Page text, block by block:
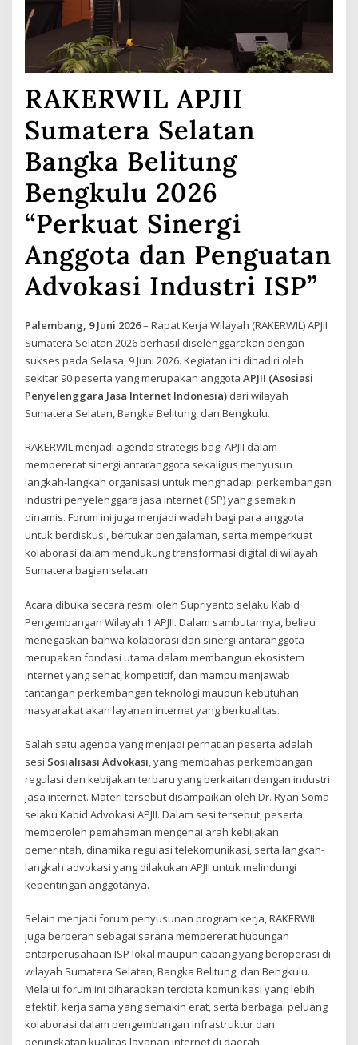
RAKERWIL APJII
Sumatera Selatan
Bangka Belitung
Bengkulu 2026
“Perkuat Sinergi
Anggota dan Penguatan
Advokasi Industri ISP”
Palembang, 9 Juni 2026– Rapat Kerja Wilayah (RAKERWIL) APJII
Sumatera Selatan 2026 berhasil diselenggarakan dengan
sukses pada Selasa, 9 Juni 2026. Kegiatan ini dihadiri oleh
sekitar 90 peserta yang merupakan anggotaAPJII (Asosiasi
Penyelenggara Jasa Internet Indonesia) dari wilayah
Sumatera Selatan, Bangka Belitung, dan Bengkulu.
RAKERWIL menjadi agenda strategis bagi APJII dalam
mempererat sinergi antaranggota sekaligus menyusun
langkah-langkah organisasi untuk menghadapi perkembangan
industri penyelenggara jasa internet (ISP) yang semakin
dinamis. Forum ini juga menjadi wadah bagi para anggota
untuk berdiskusi, bertukar pengalaman, serta memperkuat
kolaborasi dalam mendukung transformasi digital di wilayah
Sumatera bagian selatan.
Acara dibuka secara resmi oleh Supriyanto selaku Kabid
Pengembangan Wilayah 1 APJII. Dalam sambutannya, beliau
menegaskan bahwa kolaborasi dan sinergi antaranggota
merupakan fondasi utama dalam membangun ekosistem
internet yang sehat, kompetitif, dan mampu menjawab
tantangan perkembangan teknologi maupun kebutuhan
masyarakat akan layanan internet yang berkualitas.
Salah satu agenda yang menjadi perhatian peserta adalah
sesi Sosialisasi Advokasi, yang membahas perkembangan
regulasi dan kebijakan terbaru yang berkaitan dengan industri
jasa internet. Materi tersebut disampaikan oleh Dr. Ryan Soma
selaku Kabid Advokasi APJII. Dalam sesi tersebut, peserta
memperoleh pemahaman mengenai arah kebijakan
pemerintah, dinamika regulasi telekomunikasi, serta langkah-
langkah advokasi yang dilakukan APJII untuk melindungi
kepentingan anggotanya.
Selain menjadi forum penyusunan program kerja, RAKERWIL
juga berperan sebagai sarana mempererat hubungan
antarperusahaan ISP lokal maupun cabang yang beroperasi di
wilayah Sumatera Selatan, Bangka Belitung, dan Bengkulu.
Melalui forum ini diharapkan tercipta komunikasi yang lebih
efektif, kerja sama yang semakin erat, serta berbagai peluang
kolaborasi dalam pengembangan infrastruktur dan
peningkatan kualitas layanan internet di daerah.